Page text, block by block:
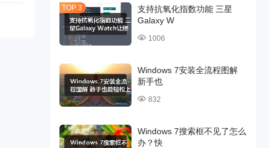
支持抗氧化指数功能 三星
Galaxy W
1006
Windows 7安装全流程图解
新手也
832
Windows 7搜索框不见了怎么
办？快